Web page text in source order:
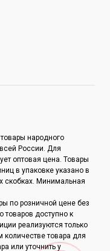
народного
России. Для
оптовая цена. Товары
в упаковке указано в
скобках. Минимальная
по розничной цене без
доступно к
реализуются только
товара для
или уточнить у